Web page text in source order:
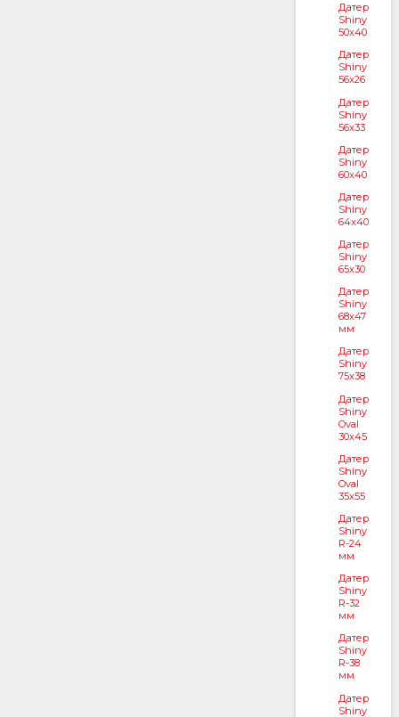
Датер
Shiny
50x40
Датер
Shiny
56x26
Датер
Shiny
56x33
Датер
Shiny
60x40
Датер
Shiny
64x40
Датер
Shiny
65x30
Датер
Shiny
68х47
мм
Датер
Shiny
75x38
Датер
Shiny
Oval
30x45
Датер
Shiny
Oval
35x55
Датер
Shiny
R-24
мм
Датер
Shiny
R-32
мм
Датер
Shiny
R-38
мм
Датер
Shiny